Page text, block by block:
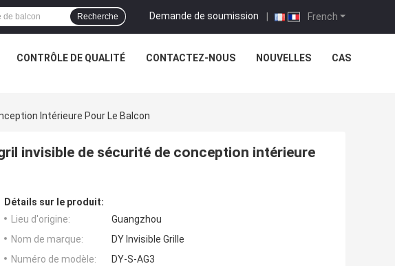
French
Demande de soumission |
Recherche
CONTRÔLE DE QUALITÉ CONTACTEZ-NOUS NOUVELLES CAS
Intérieure Pour Le Balcon
invisible de sécurité de conception intérieure
Détails sur le produit:
Lieu d'origine:
Guangzhou
Nom de marque:
DY Invisible Grille
Numéro de modèle:
DY-S-AG3